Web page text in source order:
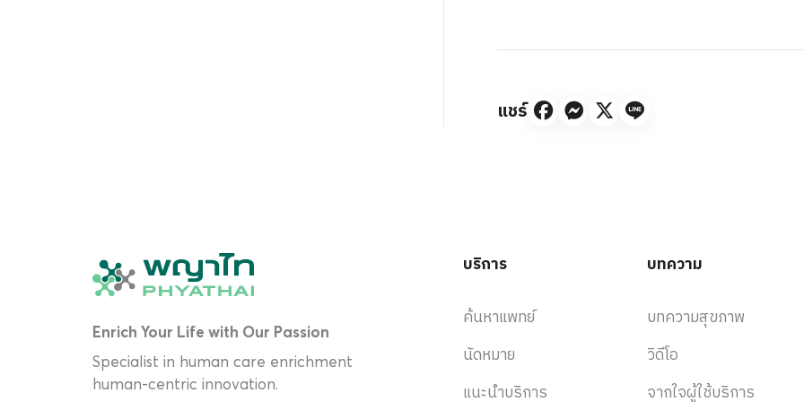
แชร์
Enrich Your Life with Our Passion
Specialist in human care enrichment
human-centric innovation.
บริการ
ค้นหาแพทย์
นัดหมาย
แนะนำบริการ
บทความ
บทความสุขภาพ
วิดีโอ
จากใจผู้ใช้บริการ